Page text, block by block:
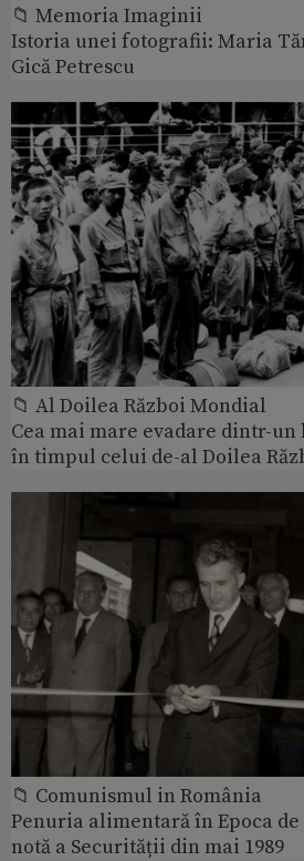
📁 Memoria Imaginii
Istoria unei fotografii: Maria
Gică Petrescu
📁 Al Doilea Război Mondial
Cea mai mare evadare dintr-
în timpul celui de-al Doilea
📁 Comunismul in România
Penuria alimentară în Epoca de
notă a Securității din mai 1989